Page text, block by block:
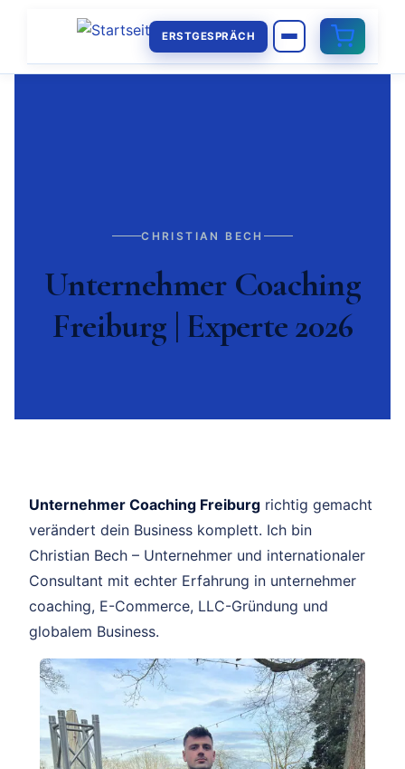
ERSTGESPRÄCH
CHRISTIAN BECH
Unternehmer Coaching
Freiburg | Experte 2026
Unternehmer Coaching Freiburg richtig gemacht
verändert dein Business komplett. Ich bin
Christian Bech – Unternehmer und internationaler
Consultant mit echter Erfahrung in unternehmer
coaching, E-Commerce, LLC-Gründung und
globalem Business.